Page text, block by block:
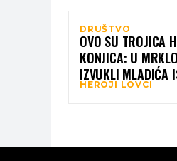
DRUŠTVO
OVO SU TROJICA
KONJICA: U
IZVUKLI MLADIĆA
NA RUJIŠTU
HEROJI LOVCI